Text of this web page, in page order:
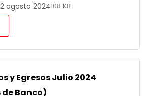
agosto 2024108 KB
y Egresos Julio 2024
de Banco)